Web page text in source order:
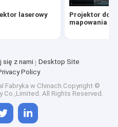
laserowy
Projektor do
mapowania 3D
się z nami
Desktop Site
Policy
Fabryka w Chinach.Copyright ©
Co.,Limited. All Rights Reserved.